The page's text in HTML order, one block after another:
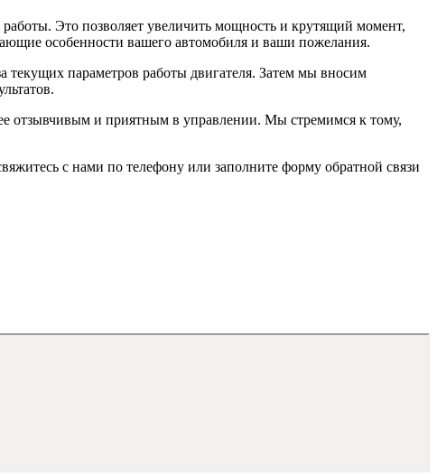
Это позволяет увеличить мощность и крутящий момент,
особенности вашего автомобиля и ваши пожелания.
текущих параметров работы двигателя. Затем мы вносим
отзывчивым и приятным в управлении. Мы стремимся к тому,
с нами по телефону или заполните форму обратной связи